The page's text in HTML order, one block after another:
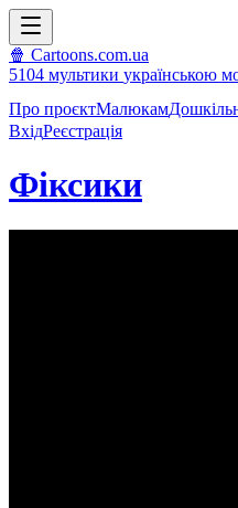
🍿 Cartoons.com.ua
5104 мультики українською
Про проєктМалюкам
ВхідРеєстрація
Фіксики